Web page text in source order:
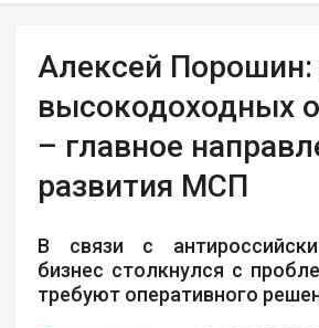
Алексей
высокодоходных
– главное
развития МСП
В связи с
бизнес столкнулся с
требуют оперативного